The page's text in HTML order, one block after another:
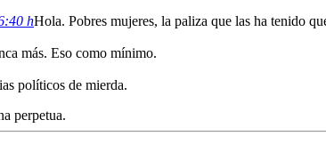
hHola. Pobres mujeres, la paliza que las ha tenido
más. Eso como mínimo.
políticos de mierda.
perpetua.